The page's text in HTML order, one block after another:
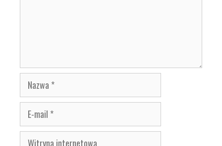
Nazwa
E-
mail
Witryna